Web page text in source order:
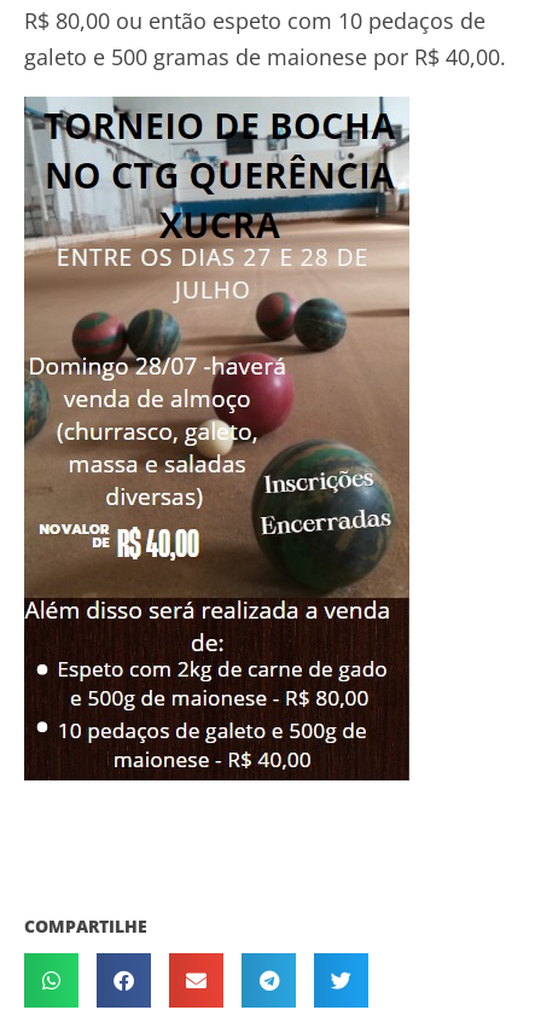
R$ 80,00 ou então espeto com 10 pedaços de
galeto e 500 gramas de maionese por R$ 40,00.
COMPARTILHE